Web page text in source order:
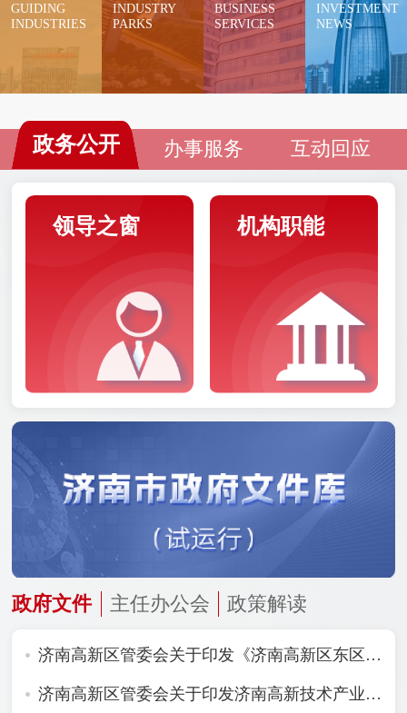
GUIDING
INDUSTRIES
INDUSTRY
PARKS
BUSINESS
SERVICES
INVESTMENT
NEWS
政务公开 办事服务 互动回应
领导之窗 机构职能
政府文件 主任办公会 政策解读
济南高新区管委会关于印发《济南高新区东区综合发展规划》的通知
济南高新区管委会关于印发济南高新技术产业开发区噪声敏感建筑物集中区域划分方案（试行）的通知